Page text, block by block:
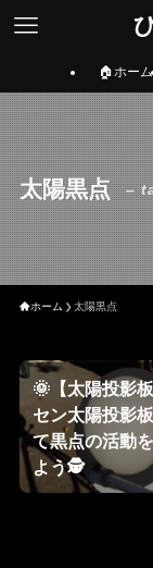
🏠ホーム
太陽黒点 –
ホーム 太陽黒点
🌞【太陽投影
セン太陽投影
て黒点の活動
よう🕵